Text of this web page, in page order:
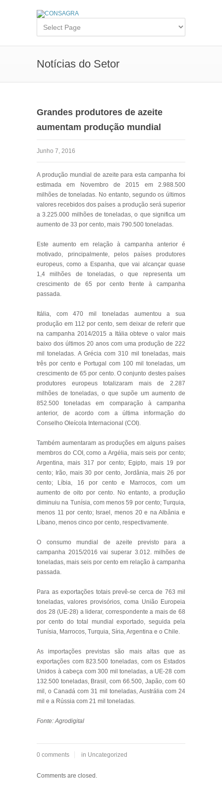
Notícias do Setor
Grandes produtores de azeite
aumentam produção mundial
Junho 7, 2016
A produção mundial de azeite para esta campanha foi
estimada em Novembro de 2015 em 2.988.500
milhões de toneladas. No entanto, segundo os últimos
valores recebidos dos países a produção será superior
a 3.225.000 milhões de toneladas, o que significa um
aumento de 33 por cento, mais 790.500 toneladas.
Este aumento em relação à campanha anterior é
motivado, principalmente, pelos países produtores
europeus, como a Espanha, que vai alcançar quase
1,4 milhões de toneladas, o que representa um
crescimento de 65 por cento frente à campanha
passada.
Itália, com 470 mil toneladas aumentou a sua
produção em 112 por cento, sem deixar de referir que
na campanha 2014/2015 a Itália obteve o valor mais
baixo dos últimos 20 anos com uma produção de 222
mil toneladas. A Grécia com 310 mil toneladas, mais
três por cento e Portugal com 100 mil toneladas, um
crescimento de 65 por cento. O conjunto destes países
produtores europeus totalizaram mais de 2.287
milhões de toneladas, o que supõe um aumento de
852.500 toneladas em comparação à campanha
anterior, de acordo com a última informação do
Conselho Oleícola Internacional (COI).
Também aumentaram as produções em alguns países
membros do COI, como a Argélia, mais seis por cento;
Argentina, mais 317 por cento; Egipto, mais 19 por
cento; Irão, mais 30 por cento, Jordânia, mais 26 por
cento; Líbia, 16 por cento e Marrocos, com um
aumento de oito por cento. No entanto, a produção
diminuiu na Tunísia, com menos 59 por cento; Turquia,
menos 11 por cento; Israel, menos 20 e na Albânia e
Líbano, menos cinco por cento, respectivamente.
O consumo mundial de azeite previsto para a
campanha 2015/2016 vai superar 3.012. milhões de
toneladas, mais seis por cento em relação à campanha
passada.
Para as exportações totais prevê-se cerca de 763 mil
toneladas, valores provisórios, coma União Europeia
dos 28 (UE-28) a liderar, correspondente a mais de 68
por cento do total mundial exportado, seguida pela
Tunísia, Marrocos, Turquia, Síria, Argentina e o Chile.
As importações previstas são mais altas que as
exportações com 823.500 toneladas, com os Estados
Unidos à cabeça com 300 mil toneladas, a UE-28 com
132.500 toneladas, Brasil, com 66.500, Japão, com 60
mil, o Canadá com 31 mil toneladas, Austrália com 24
mil e a Rússia com 21 mil toneladas.
Fonte: Agrodigital
0 comments in Uncategorized
Comments are closed.